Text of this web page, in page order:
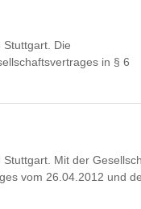
Die
in § 6
Mit der
vom 26.04.2012 und